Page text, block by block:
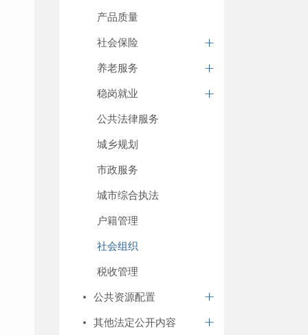
产品质量
社会保险
养老服务
稳岗就业
公共法律服务
城乡规划
市政服务
城市综合执法
户籍管理
社会组织
税收管理
公共资源配置
其他法定公开内容